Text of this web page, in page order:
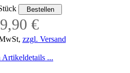
€
zzgl. Versand
Artikeldetails ...